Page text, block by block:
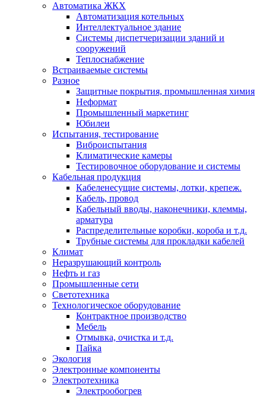
Автоматика ЖКХ
Автоматизация котельных
Интеллектуальное здание
Системы диспетчеризации зданий и
сооружений
Теплоснабжение
Встраиваемые системы
Разное
Защитные покрытия, промышленная химия
Неформат
Промышленный маркетинг
Юбилеи
Испытания, тестирование
Виброиспытания
Климатические камеры
Тестировочное оборудование и системы
Кабельная продукция
Кабеленесущие системы, лотки, крепеж.
Кабель, провод
Кабельный вводы, наконечники, клеммы,
арматура
Распределительные коробки, короба и т.д.
Трубные системы для прокладки кабелей
Климат
Неразрушающий контроль
Нефть и газ
Промышленные сети
Светотехника
Технологическое оборудование
Контрактное производство
Мебель
Отмывка, очистка и т.д.
Пайка
Экология
Электронные компоненты
Электротехника
Электрообогрев